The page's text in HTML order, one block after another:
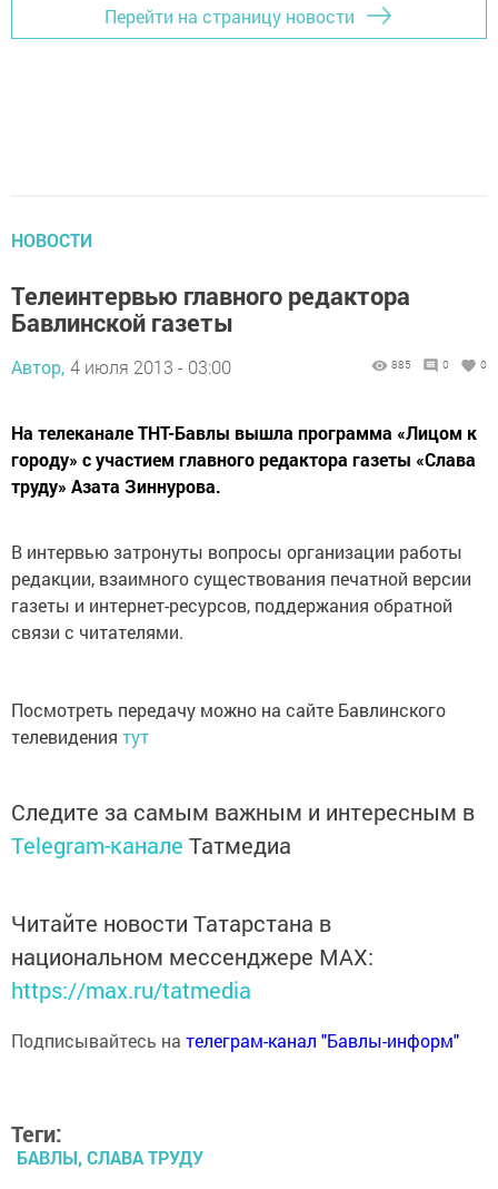
Перейти на страницу новости
НОВОСТИ
Телеинтервью главного редактора
Бавлинской газеты
Автор, 4 июля 2013 - 03:00 885 0 0
На телеканале ТНТ-Бавлы вышла программа «Лицом к
городу» с участием главного редактора газеты «Слава
труду» Азата Зиннурова.
В интервью затронуты вопросы организации работы
редакции, взаимного существования печатной версии
газеты и интернет-ресурсов, поддержания обратной
связи с читателями.
Посмотреть передачу можно на сайте Бавлинского
телевидения тут
Следите за самым важным и интересным в
Telegram-канале Татмедиа
Читайте новости Татарстана в
национальном мессенджере MАХ:
https://max.ru/tatmedia
Подписывайтесь на телеграм-канал "Бавлы-информ"
Теги:
БАВЛЫ, СЛАВА ТРУДУ